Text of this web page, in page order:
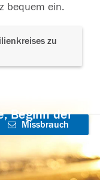
bequem ein.
zu
Beginn der
Missbrauch